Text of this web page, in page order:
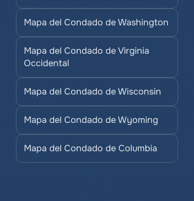
Mapa del Condado de Washington
Mapa del Condado de Virginia
Occidental
Mapa del Condado de Wisconsin
Mapa del Condado de Wyoming
Mapa del Condado de Columbia